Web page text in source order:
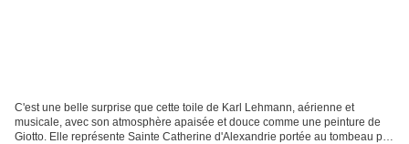
C'est une belle surprise que cette toile de Karl Lehmann, aérienne et
musicale, avec son atmosphère apaisée et douce comme une peinture de
Giotto. Elle représente Sainte Catherine d'Alexandrie portée au tombeau par